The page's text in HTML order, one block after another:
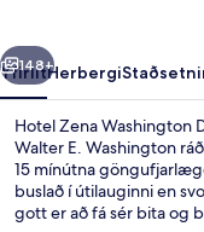
Næsta
148+
YfirlitHerbergi
Hotel Zena Washington
Walter E. Washington
15 mínútna
buslað í útilauginni en
gott er að fá sér bita og